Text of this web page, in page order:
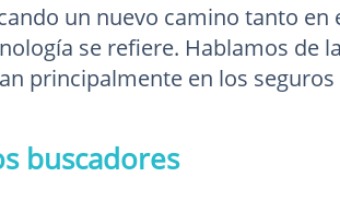
un nuevo camino tanto
se refiere. Hablamos de
principalmente en los seguros
buscadores